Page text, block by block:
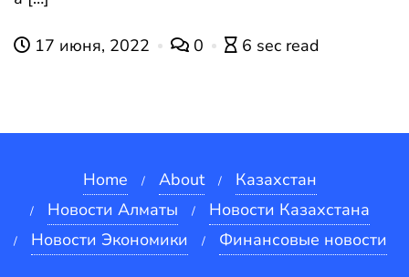
17 июня, 2022 0 6 sec read
Home About
Казахстан
Новости Алматы
Новости Казахстана
Новости Экономики
Финансовые новости